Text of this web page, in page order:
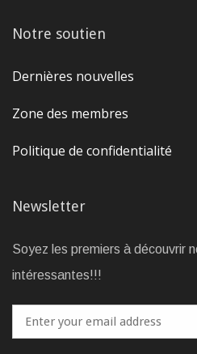
Notre soutien
Dernières nouvelles
Zone des membres
Politique de confidentialité
Newsletter
Soyez les premiers à découvrir
intéressantes!!!